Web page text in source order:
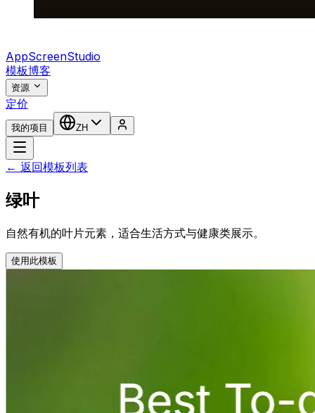
AppScreenStudio
模板博客
资源
定价
我的项目 ZH
← 返回模板列表
绿叶
自然有机的叶片元素，适合生活方式与健康类展示。
使用此模板